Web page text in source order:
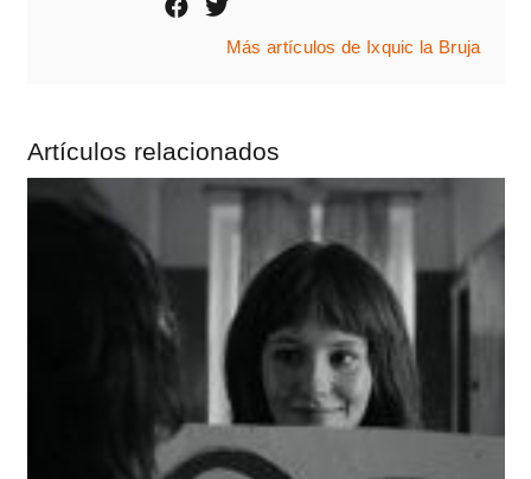
Más artículos de Ixquic la Bruja
Artículos relacionados